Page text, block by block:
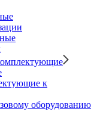
к
оборудованию